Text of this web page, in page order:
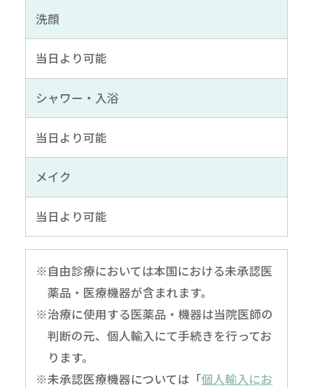
洗顔
当日より可能
シャワー・入浴
当日より可能
メイク
当日より可能
※自由診療においては本国における未承認医
薬品・医療機器が含まれます。
※治療に使用する医薬品・機器は当院医師の
判断の元、個人輸入にて手続きを行ってお
ります。
※未承認医療機器については「個人輸入にお